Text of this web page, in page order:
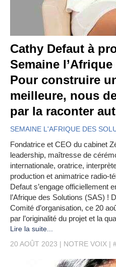
Cathy Defaut à
Semaine
Pour construire
meilleure, nous
par la raconter
SEMAINE L'AFRIQUE DES
Fondatrice et CEO du cabinet
leadership, maîtresse de
internationale, oratrice,
production et animatrice radio-
Defaut s’engage officiellement
l’Afrique des Solutions (SAS) !
Comité d’organisation, ce 20
par l’originalité du projet et la
Lire la suite...
20 AOÛT 2023
NOTRE VOIX